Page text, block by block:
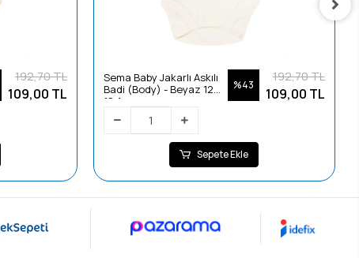
192,70 TL
109,00 TL
Sema Baby Jakarlı Askılı
Badi (Body) - Beyaz 12-
18 Ay
%43
192,70 TL
109,00 TL
Sepete Ekle